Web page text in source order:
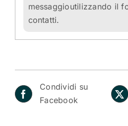
messaggioutilizzando il
contatti.
Condividi su
Facebook